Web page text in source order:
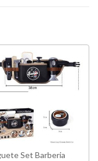
Set Barberia